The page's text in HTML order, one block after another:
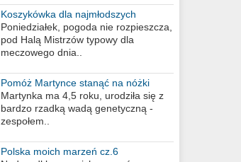
Koszykówka dla najmłodszych
Poniedziałek, pogoda nie rozpieszcza,
pod Halą Mistrzów typowy dla
meczowego dnia..
Pomóż Martynce stanąć na nóżki
Martynka ma 4,5 roku, urodziła się z
bardzo rzadką wadą genetyczną -
zespołem..
Polska moich marzeń cz.6